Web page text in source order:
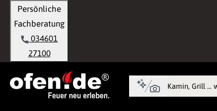
Zur Hauptnavigation springen
Persönliche
Fachberatung
034601
27100